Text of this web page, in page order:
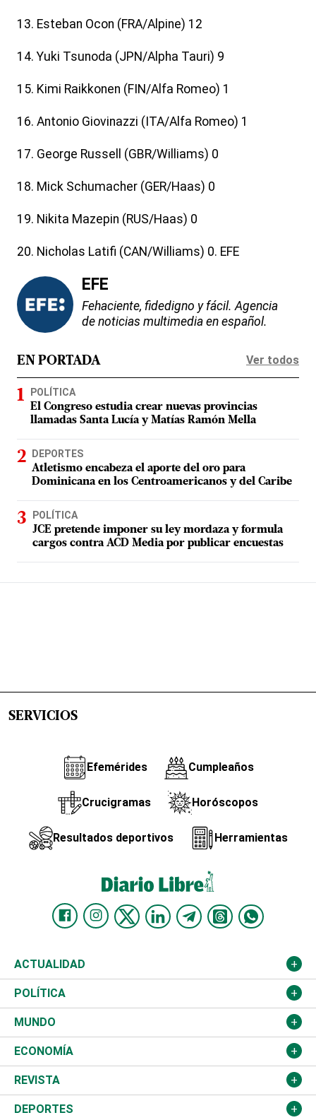
13. Esteban Ocon (FRA/Alpine) 12
14. Yuki Tsunoda (JPN/Alpha Tauri) 9
15. Kimi Raikkonen (FIN/Alfa Romeo) 1
16. Antonio Giovinazzi (ITA/Alfa Romeo) 1
17. George Russell (GBR/Williams) 0
18. Mick Schumacher (GER/Haas) 0
19. Nikita Mazepin (RUS/Haas) 0
20. Nicholas Latifi (CAN/Williams) 0. EFE
EFE
Fehaciente, fidedigno y fácil. Agencia
de noticias multimedia en español.
EN PORTADA Ver todos
POLÍTICA
El Congreso estudia crear nuevas provincias
llamadas Santa Lucía y Matías Ramón Mella
DEPORTES
Atletismo encabeza el aporte del oro para
Dominicana en los Centroamericanos y del Caribe
POLÍTICA
JCE pretende imponer su ley mordaza y formula
cargos contra ACD Media por publicar encuestas
SERVICIOS
Efemérides Cumpleaños
Crucigramas Horóscopos
Resultados deportivos Herramientas
ACTUALIDAD
Nacional
Ciudad
Educación
Salud
Justicia
POLÍTICA
Partidos
JCE
TSE
Congreso Nacional
MUNDO
Estados Unidos
América Latina
Haití
ECONOMÍA
Finanzas
Turismo
REVISTA
Música
DEPORTES